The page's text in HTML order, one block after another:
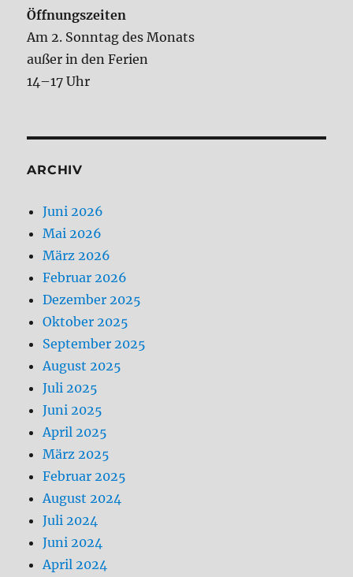
Öffnungszeiten
Am 2. Sonntag des Monats
außer in den Ferien
14–17 Uhr
ARCHIV
Juni 2026
Mai 2026
März 2026
Februar 2026
Dezember 2025
Oktober 2025
September 2025
August 2025
Juli 2025
Juni 2025
April 2025
März 2025
Februar 2025
August 2024
Juli 2024
Juni 2024
April 2024